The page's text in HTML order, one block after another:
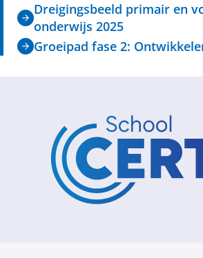
Dreigingsbeeld primair en
onderwijs 2025
Groeipad fase 2: